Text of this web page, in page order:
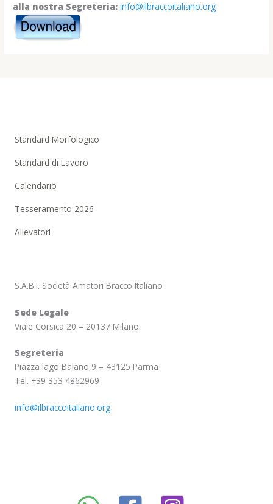
alla nostra Segreteria:info@ilbraccoitaliano.org
Standard Morfologico
Standard di Lavoro
Calendario
Tesseramento 2026
Allevatori
S.A.B.I. Società Amatori Bracco Italiano
Sede Legale
Viale Corsica 20 – 20137 Milano
Segreteria
Piazza lago Balano,9 – 43125 Parma
Tel. +39 353 4862969
info@ilbraccoitaliano.org